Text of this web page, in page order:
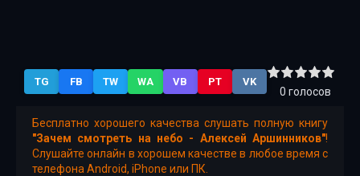
13
14
15
TG FB TW WA VB PT VK
0 голосов
Бесплатно хорошего качества слушать полную книгу
"Зачем смотреть на небо - Алексей Аршинников"!
Слушайте онлайн в хорошем качестве в любое время с
телефона Android, iPhone или ПК.